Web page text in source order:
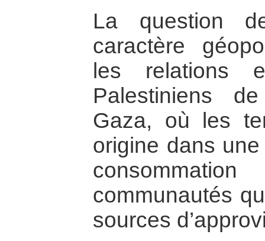
La question
caractère
les relations
Palestiniens
Gaza, où les
origine dans
communautés
sources